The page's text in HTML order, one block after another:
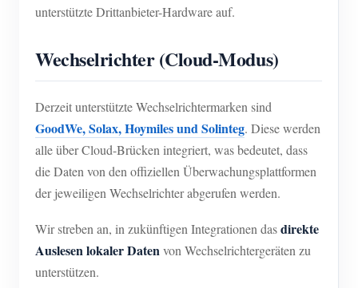
unterstützte Drittanbieter-Hardware auf.
Wechselrichter (Cloud-Modus)
Derzeit unterstützte Wechselrichtermarken sind
GoodWe, Solax, Hoymiles und Solinteg. Diese werden
alle über Cloud-Brücken integriert, was bedeutet, dass
die Daten von den offiziellen Überwachungsplattformen
der jeweiligen Wechselrichter abgerufen werden.
Wir streben an, in zukünftigen Integrationen dasdirekte
Auslesen lokaler Datenvon Wechselrichtergeräten zu
unterstützen.